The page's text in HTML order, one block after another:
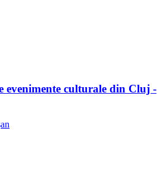
evenimente culturale din Cluj -